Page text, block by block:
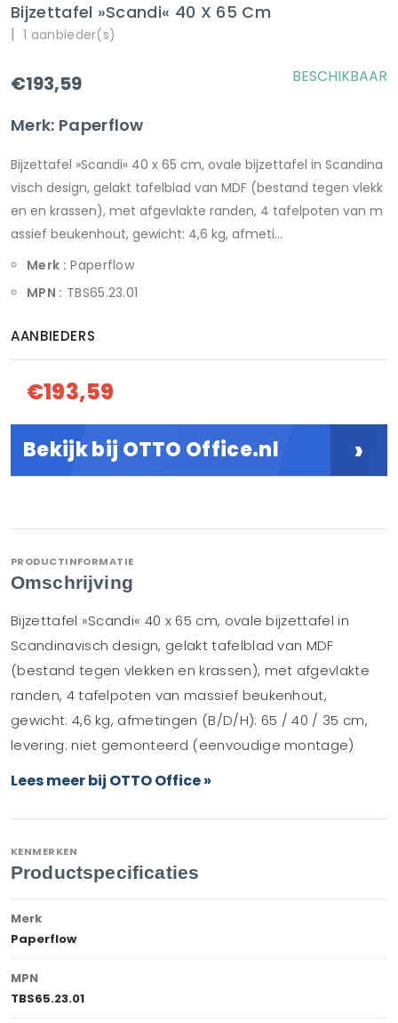
Bijzettafel »Scandi« 40 X 65 Cm
| 1 aanbieder(s)
€193,59
Merk: Paperflow
BESCHIKBAAR
Bijzettafel »Scandi« 40 x 65 cm, ovale bijzettafel in Scandina
visch design, gelakt tafelblad van MDF (bestand tegen vlekk
en en krassen), met afgevlakte randen, 4 tafelpoten van m
assief beukenhout, gewicht: 4,6 kg, afmeti...
Merk : Paperflow
MPN : TBS65.23.01
AANBIEDERS
€193,59
Bekijk bij OTTO Office.nl ›
PRODUCTINFORMATIE
Omschrijving
Bijzettafel »Scandi« 40 x 65 cm, ovale bijzettafel in
Scandinavisch design, gelakt tafelblad van MDF
(bestand tegen vlekken en krassen), met afgevlakte
randen, 4 tafelpoten van massief beukenhout,
gewicht: 4,6 kg, afmetingen (B/D/H): 65 / 40 / 35 cm,
levering: niet gemonteerd (eenvoudige montage)
Lees meer bij OTTO Office »
KENMERKEN
Productspecificaties
Merk
Paperflow
MPN
TBS65.23.01